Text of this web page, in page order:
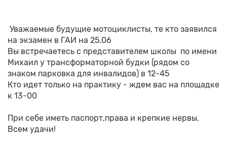
Уважаемые будущие мотоциклисты, те кто заявился
на экзамен в ГАИ на 25.06
Вы встречаетесь с представителем школы по имени
Михаил у трансформаторной будки (рядом со
знаком парковка для инвалидов) в 12-45
Кто идет только на практику - ждем вас на площадке
к 13-00
При себе иметь паспорт,права и крепкие нервы.
Всем удачи!